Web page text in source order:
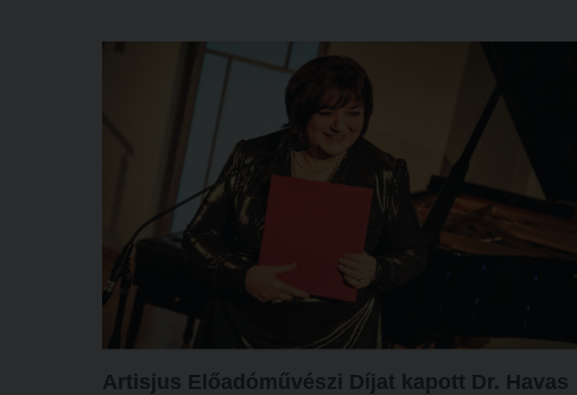
Artisjus Előadóművészi Díjat kapott Dr. Havas